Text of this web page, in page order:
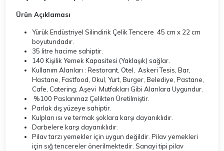
Ürün Açıklaması
Yürük Endüstriyel Silindirik Çelik Tencere 45 cm x 22 cm
boyutundadır.
35 litre hacime sahiptir.
140 Kişilik Yemek Kapasitesi (Yaklaşık) sağlar.
Kullanım Alanları : Restorant, Otel, Askeri Tesis, Bar,
Hastane, Fastfood, Okul, Yurt, Burger, Belediye, Pastane,
Cafe, Catering, Aşevi Mutfakları Gibi Alanlara Uygundur.
%100 Paslanmaz Çelikten Üretilmiştir.
Parlak dış yüzeye sahiptir.
Kulpları ısı ve termak şoklara karşı dayanıklıdır.
Darbelere karşı dayanıklıdır.
Pilav tarzı yemekler için uygun değildir. Pilav yemekleri
için sığ tencereler önerilmektedir. Sanayi tipi pilav